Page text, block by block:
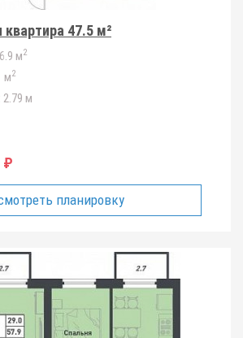
47.5 м²
м2
м2
2.79 м
₽
планировку